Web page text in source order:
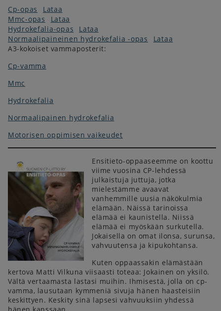
Cp-opas
Lataa
Mmc-opas
Lataa
Hydrokefalia-opas
Lataa
Normaalipaineinen hydrokefalia -opas
Lataa
A3-kokoiset vammaposterit:
Cp-vamma
Mmc
Hydrokefalia
Normaalipainen hydrokefalia
Motorisen oppimisen vaikeudet
Ensitieto-oppaaseemme on koottu
viime vuosina CP-lehdessä
julkaistuja juttuja, jotka
mielestämme avaavat
vanhemmille uusia näkökulmia
elämään. Näissä tarinoissa
elämää ei kaunistella. Niissä
elämää ei myöskään surkutella.
Jokaisella on omat ilonsa, surunsa,
vahvuutensa ja kipukohtansa.
Kuten oppaassakin elämästään
kertova Matti Vilkuna viisaasti toteaa: Jokainen on yksilö.
Vältä vertaamasta lastasi muihin. Ihmisestä, jolla on cp-
vamma, lausutaan kymmeniä sivuja hänen haasteisiin
keskittyen. Keskity sinä lapsesi vahvuuksiin yhdessä